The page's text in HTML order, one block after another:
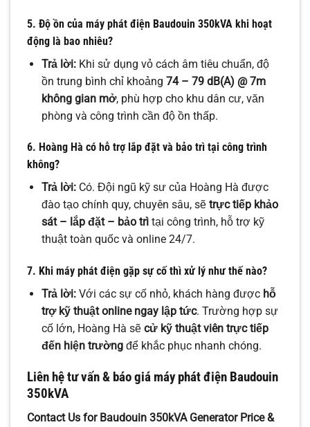
5. Độ ồn của máy phát điện Baudouin 350kVA khi hoạt
động là bao nhiêu?
Trả lời:Khi sử dụng vỏ cách âm tiêu chuẩn, độ
ồn trung bình chỉ khoảng 74 – 79 dB(A) @ 7m
không gian mở, phù hợp cho khu dân cư, văn
phòng và công trình cần độ ồn thấp.
6. Hoàng Hà có hỗ trợ lắp đặt và bảo trì tại công trình
không?
Trả lời:Có. Đội ngũ kỹ sư của Hoàng Hà được
đào tạo chính quy, chuyên sâu, sẽ trực tiếp khảo
sát – lắp đặt – bảo trìtại công trình, hỗ trợ kỹ
thuật toàn quốc và online 24/7.
7. Khi máy phát điện gặp sự cố thì xử lý như thế nào?
Trả lời:Với các sự cố nhỏ, khách hàng được hỗ
trợ kỹ thuật online ngay lập tức. Trường hợp sự
cố lớn, Hoàng Hà sẽ cử kỹ thuật viên trực tiếp
đến hiện trườngđể khắc phục nhanh chóng.
Liên hệ tư vấn & báo giá máy phát điện Baudouin
350kVA
Contact Us for Baudouin 350kVA Generator Price &